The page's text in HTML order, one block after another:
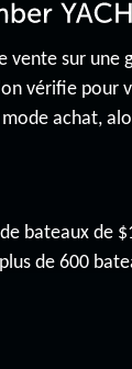
sur une
vérifie
achat,
bateaux de
de 600